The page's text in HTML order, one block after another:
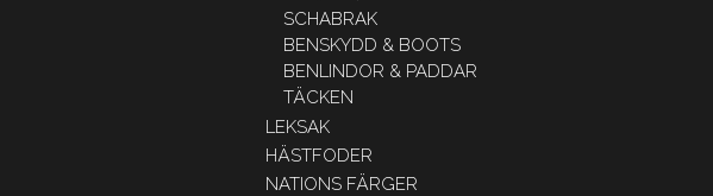
SCHABRAK
BENSKYDD & BOOTS
BENLINDOR & PADDAR
TÄCKEN
LEKSAK
HÄSTFODER
NATIONS FÄRGER